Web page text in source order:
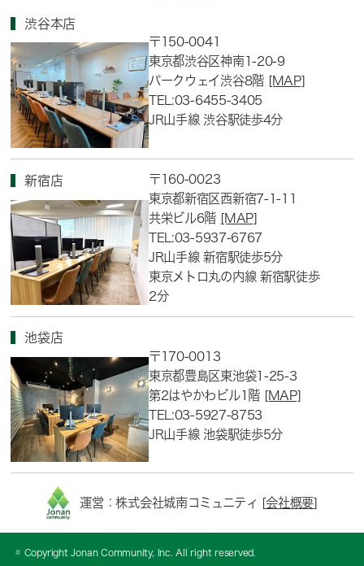
渋谷本店
〒150-0041
東京都渋谷区神南1-20-9
パークウェイ渋谷8階 [MAP]
TEL:03-6455-3405
JR山手線 渋谷駅徒歩4分
新宿店
〒160-0023
東京都新宿区西新宿7-1-11
共栄ビル6階 [MAP]
TEL:03-5937-6767
JR山手線 新宿駅徒歩5分
東京メトロ丸の内線 新宿駅徒歩
2分
池袋店
〒170-0013
東京都豊島区東池袋1-25-3
第2はやかわビル1階 [MAP]
TEL:03-5927-8753
JR山手線 池袋駅徒歩5分
運営：株式会社城南コミュニティ [会社概要]
© Copyright Jonan Community, Inc. All right reserved.